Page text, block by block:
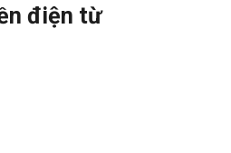
điện từ